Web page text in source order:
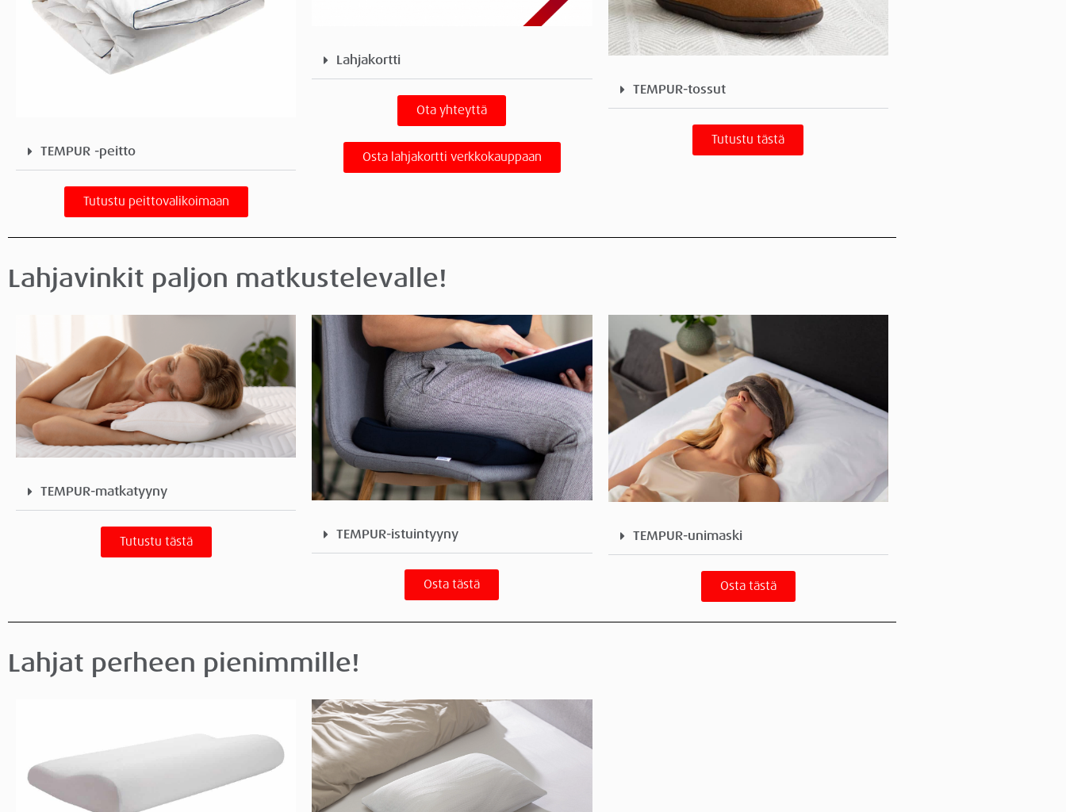
TEMPUR -peitto
Tutustu peittovalikoimaan
Lahjakortti
Ota yhteyttä
Osta lahjakortti verkkokauppaan
TEMPUR-tossut
Tutustu tästä
Lahjavinkit paljon matkustelevalle!
TEMPUR-matkatyyny
Tutustu tästä TEMPUR-istuintyyny
Osta tästä
TEMPUR-unimaski
Osta tästä
Lahjat perheen pienimmille!